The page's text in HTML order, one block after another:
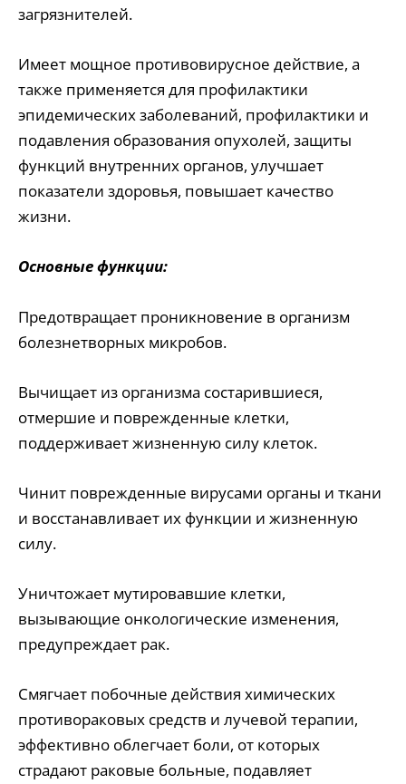
загрязнителей.
Имеет мощное противовирусное действие, а
также применяется для профилактики
эпидемических заболеваний, профилактики и
подавления образования опухолей, защиты
функций внутренних органов, улучшает
показатели здоровья, повышает качество
жизни.
Основные функции:
Предотвращает проникновение в организм
болезнетворных микробов.
Вычищает из организма состарившиеся,
отмершие и поврежденные клетки,
поддерживает жизненную силу клеток.
Чинит поврежденные вирусами органы и ткани
и восстанавливает их функции и жизненную
силу.
Уничтожает мутировавшие клетки,
вызывающие онкологические изменения,
предупреждает рак.
Смягчает побочные действия химических
противораковых средств и лучевой терапии,
эффективно облегчает боли, от которых
страдают раковые больные, подавляет